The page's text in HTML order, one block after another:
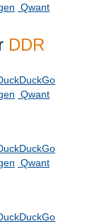
Qwant
DDR
Qwant
Qwant